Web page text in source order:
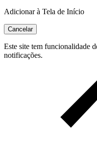
Adicionar à Tela de Início
Cancelar
Este site tem funcionalidade
notificações.